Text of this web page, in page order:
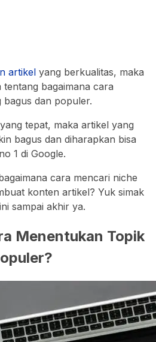
artikel yang berkualitas, maka
bagaimana cara
dan populer.
tepat, maka artikel yang
bagus dan diharapkan bisa
1 di Google.
cara mencari niche
konten artikel? Yuk simak
sampai akhir ya.
Menentukan Topik